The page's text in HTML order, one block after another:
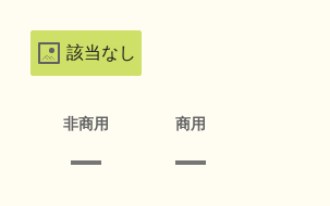
該当なし
非商用 商用